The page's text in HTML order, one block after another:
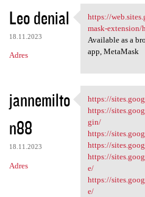
K
o
m
e
t
a
r
z
e
Leo denial
18.11.2023
Adres
https://
https://
mask-extension/
Available as a
app, MetaMask
jannemilto
n88
18.11.2023
Adres
https://
https://
https://
gin/
https://
https://
https://
e/
https://
e/